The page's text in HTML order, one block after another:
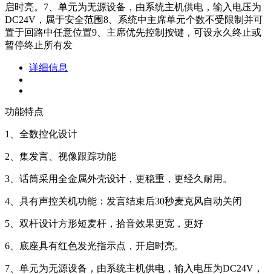
启时亮。7、单元为无源设备，由系统主机供电，输入电压为
DC24V，属于安全范围8、系统中主席单元个数不受限制并可
置于回路中任意位置9、主席优先控制按键，可设永久终止或
暂停终止所有发
详细信息
功能特点
1、全数控化设计
2、集发言、视像跟踪功能
3、话筒采用全金属外壳设计，更稳重，更经久耐用。
4、具有声控关机功能：发言结束后30秒麦克风自动关闭
5、双杆设计方形短麦杆，拾音效果更宽，更好
6、底座具有红色发光指示点，开启时亮。
7、单元为无源设备，由系统主机供电，输入电压为DC24V，